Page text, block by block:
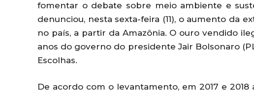
fomentar o debate sobre meio ambiente e
denunciou, nesta sexta-feira (11), o aumento da
no país, a partir da Amazônia. O ouro vendido
anos do governo do presidente Jair Bolsonaro
Escolhas.
De acordo com o levantamento, em 2017 e